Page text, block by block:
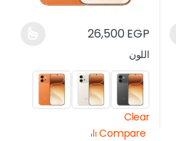
26,500EGP
اللون
Clear
Compare